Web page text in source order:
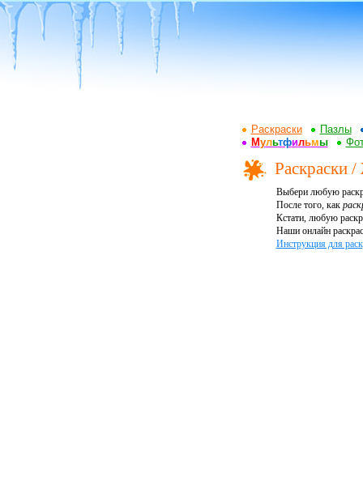
Раскраски
Пазлы
Мультфильмы
Раскраски
Выбери любую
После того, как
Кстати, любую
Наши онлайн
Инструкция для